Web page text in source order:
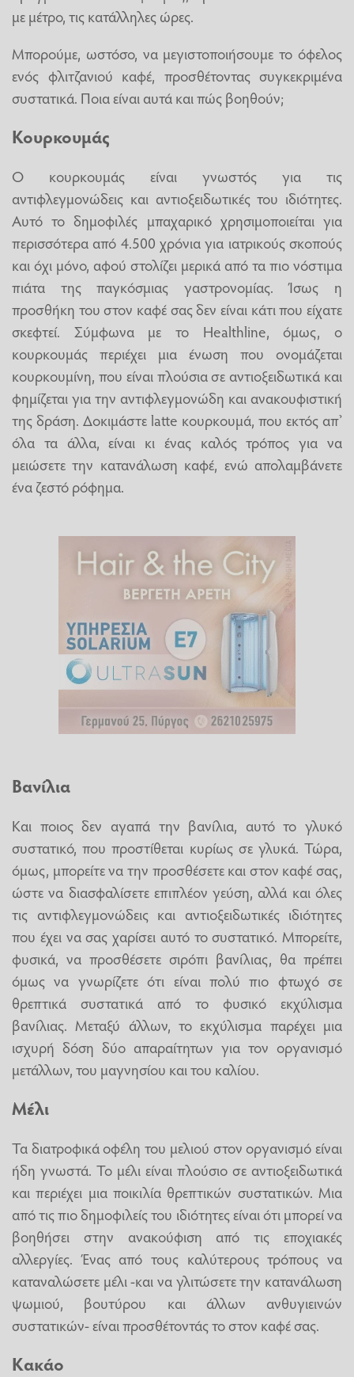
με μέτρο, τις κατάλληλες ώρες.
Μπορούμε, ωστόσο, να μεγιστοποιήσουμε το όφελος
ενός φλιτζανιού καφέ, προσθέτοντας συγκεκριμένα
συστατικά. Ποια είναι αυτά και πώς βοηθούν;
Κουρκουμάς
Ο κουρκουμάς είναι γνωστός για τις
αντιφλεγμονώδεις και αντιοξειδωτικές του ιδιότητες.
Αυτό το δημοφιλές μπαχαρικό χρησιμοποιείται για
περισσότερα από 4.500 χρόνια για ιατρικούς σκοπούς
και όχι μόνο, αφού στολίζει μερικά από τα πιο νόστιμα
πιάτα της παγκόσμιας γαστρονομίας. Ίσως η
προσθήκη του στον καφέ σας δεν είναι κάτι που είχατε
σκεφτεί. Σύμφωνα με το Healthline, όμως, ο
κουρκουμάς περιέχει μια ένωση που ονομάζεται
κουρκουμίνη, που είναι πλούσια σε αντιοξειδωτικά και
φημίζεται για την αντιφλεγμονώδη και ανακουφιστική
της δράση. Δοκιμάστε latte κουρκουμά, που εκτός απ’
όλα τα άλλα, είναι κι ένας καλός τρόπος για να
μειώσετε την κατανάλωση καφέ, ενώ απολαμβάνετε
ένα ζεστό ρόφημα.
Βανίλια
Και ποιος δεν αγαπά την βανίλια, αυτό το γλυκό
συστατικό, που προστίθεται κυρίως σε γλυκά. Τώρα,
όμως, μπορείτε να την προσθέσετε και στον καφέ σας,
ώστε να διασφαλίσετε επιπλέον γεύση, αλλά και όλες
τις αντιφλεγμονώδεις και αντιοξειδωτικές ιδιότητες
που έχει να σας χαρίσει αυτό το συστατικό. Μπορείτε,
φυσικά, να προσθέσετε σιρόπι βανίλιας, θα πρέπει
όμως να γνωρίζετε ότι είναι πολύ πιο φτωχό σε
θρεπτικά συστατικά από το φυσικό εκχύλισμα
βανίλιας. Μεταξύ άλλων, το εκχύλισμα παρέχει μια
ισχυρή δόση δύο απαραίτητων για τον οργανισμό
μετάλλων, του μαγνησίου και του καλίου.
Μέλι
Τα διατροφικά οφέλη του μελιού στον οργανισμό είναι
ήδη γνωστά. Το μέλι είναι πλούσιο σε αντιοξειδωτικά
και περιέχει μια ποικιλία θρεπτικών συστατικών. Μια
από τις πιο δημοφιλείς του ιδιότητες είναι ότι μπορεί να
βοηθήσει στην ανακούφιση από τις εποχιακές
αλλεργίες. Ένας από τους καλύτερους τρόπους να
καταναλώσετε μέλι -και να γλιτώσετε την κατανάλωση
ψωμιού, βουτύρου και άλλων ανθυγιεινών
συστατικών- είναι προσθέτοντάς το στον καφέ σας.
Κακάο